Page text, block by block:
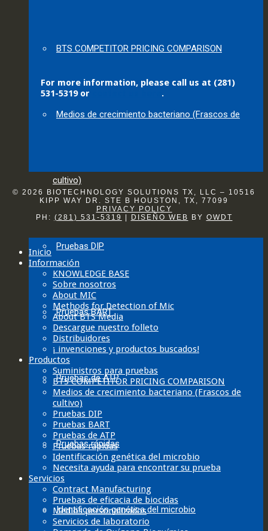
BTS COMPETITOR PRICING COMPARISON
Medios de crecimiento bacteriano (Frascos de
cultivo)
Pruebas DIP
Pruebas BART
Pruebas de ATP
Pruebas rápidas
Identificación genética del microbio
For more information, please call us at (281)
531-5319 or
.
© 2026 BIOTECHNOLOGY SOLUTIONS TX, LLC – 10516
KIPP WAY DR. STE B HOUSTON, TX, 77099
PRIVACY POLICY
PH: (281) 531-5319 DISEÑO WEB BY OWDT
Inicio
Información
KNOWLEDGE BASE
Sobre nosotros
About MIC
Methods for Detection of Mic
About BTS Media
Descargue nuestro folleto
Distribuidores
¡ invenciones y productos buscados!
Productos
Suministros para pruebas
BTS COMPETITOR PRICING COMPARISON
Medios de crecimiento bacteriano (Frascos de
cultivo)
Pruebas DIP
Pruebas BART
Pruebas de ATP
Pruebas rápidas
Identificación genética del microbio
Necesita ayuda para encontrar su prueba
Servicios
Contract Manufacturing
Pruebas de eficacia de biocidas
Medios personalizados
Servicios de laboratorio